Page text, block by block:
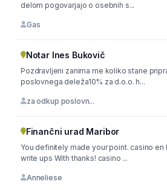
delom pogovarjajo o osebnih s...
Gas
Notar Ines Bukovič
Pozdravljeni zanima me koliko stane priprava akta za odkup
poslovnega deleža10% za d.o.o. h...
za odkup poslovn...
Finančni urad Maribor
You definitely made your point. casino en
write ups With thanks! casino ...
Anneliese